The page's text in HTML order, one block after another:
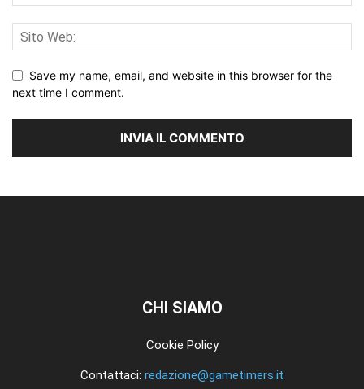
Save my name, email, and website in this browser for the
next time I comment.
CHI SIAMO
Cookie Policy
Contattaci: redazione@gametimers.it